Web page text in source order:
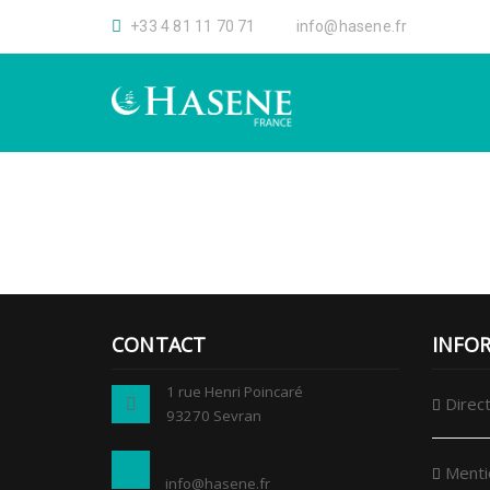
+33 4 81 11 70 71 info@hasene.fr
CONTACT
1 rue Henri Poincaré
93270 Sevran
info@hasene.fr